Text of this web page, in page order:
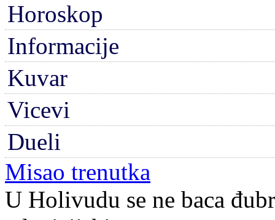
Horoskop
Informacije
Kuvar
Vicevi
Dueli
Misao trenutka
U Holivudu se ne baca